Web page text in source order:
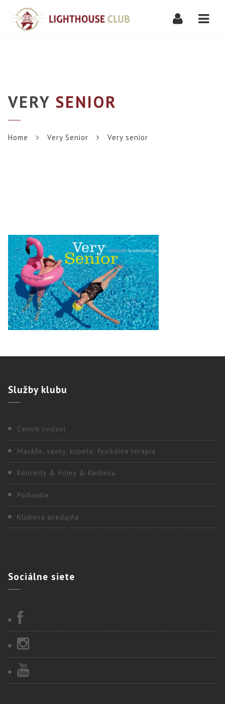
VERY SENIOR
Home Very Senior Very senior
Službyklubu
Cenník cvičení
Masáže, sauny, kúpele, fyzikálna terapia
Koncerty & Filmy & Knižnica
Podujatia
Klubová predajňa
Sociálne siete